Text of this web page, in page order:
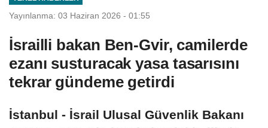
Yayınlanma: 03 Haziran 2026 - 01:55
İsrailli bakan Ben-Gvir, camilerde
ezanı susturacak yasa tasarısını
tekrar gündeme getirdi
İstanbul - İsrail Ulusal Güvenlik Bakanı